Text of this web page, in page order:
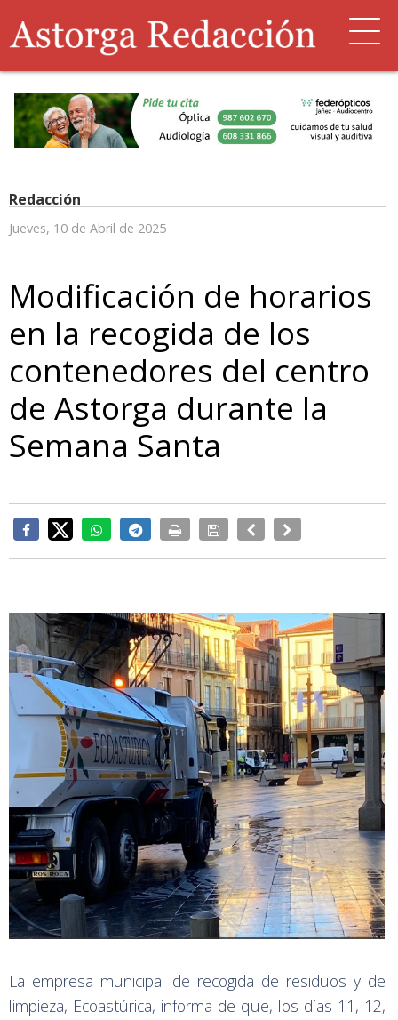
Redacción
Jueves, 10 de Abril de 2025
Modificación de horarios
en la recogida de los
contenedores del centro
de Astorga durante la
Semana Santa
La empresa municipal de recogida de residuos y de
limpieza, Ecoastúrica, informa de que, los días 11, 12,